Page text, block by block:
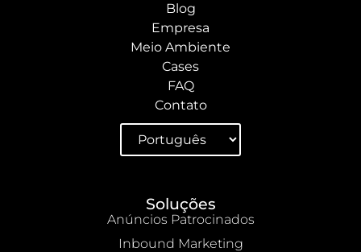
Blog
Empresa
Meio Ambiente
Cases
FAQ
Contato
Soluções
Anúncios Patrocinados
Inbound Marketing